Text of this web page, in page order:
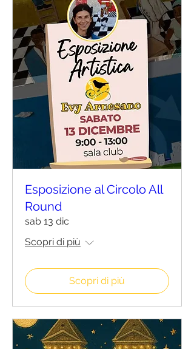
Esposizione al Circolo All
Round
sab 13 dic
Scopri di più
Scopri di più